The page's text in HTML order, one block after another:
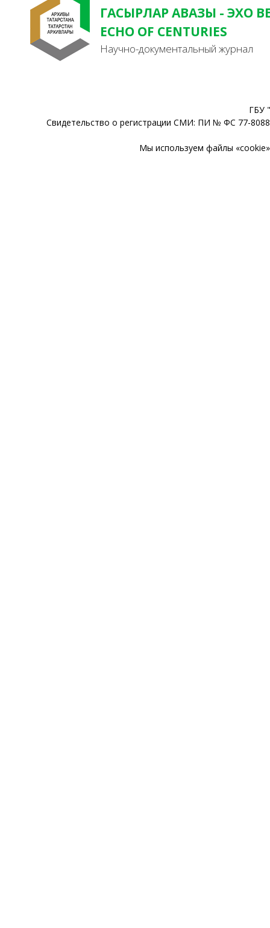
ГАСЫРЛАР АВАЗЫ - ЭХО
ECHO OF CENTURIES
Научно-документальный журнал
ГБУ
Свидетельство о регистрации СМИ: ПИ № ФС 77-
Мы используем файлы «cookie»